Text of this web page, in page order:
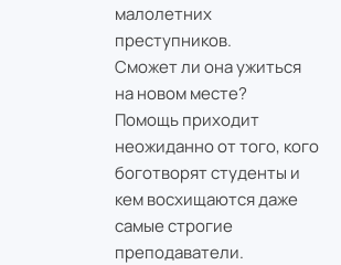
малолетних
преступников.
Сможет ли она ужиться
на новом месте?
Помощь приходит
неожиданно от того, кого
боготворят студенты и
кем восхищаются даже
самые строгие
преподаватели.